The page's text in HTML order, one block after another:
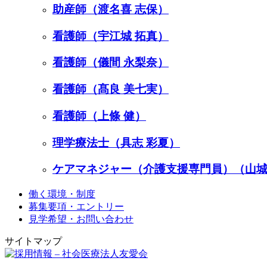
助産師（渡名喜 志保）
看護師（宇江城 拓真）
看護師（儀間 永梨奈）
看護師（髙良 美七実）
看護師（上條 健）
理学療法士（具志 彩夏）
ケアマネジャー（介護支援専門員）（山
働く環境・制度
募集要項・エントリー
見学希望・お問い合わせ
サイトマップ